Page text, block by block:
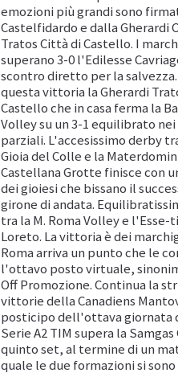
emozioni più grandi sono
Castelfidardo e dalla Gherardi
Tratos Città di Castello. I
superano 3-0 l'Edilesse
scontro diretto per la salvezza.
questa vittoria la Gherardi
Castello che in casa ferma la
Volley su un 3-1 equilibrato
parziali. L'accesissimo derby
Gioia del Colle e la
Castellana Grotte finisce con
dei gioiesi che bissano il
girone di andata.
tra la M. Roma Volley e l'Esse-
Loreto. La vittoria è dei
Roma arriva un punto che le
l'ottavo posto virtuale,
Off Promozione. Continua la
vittorie della Canadiens
posticipo dell'ottava giornata
Serie A2 TIM supera la Samgas
quinto set, al termine di un
quale le due formazioni si